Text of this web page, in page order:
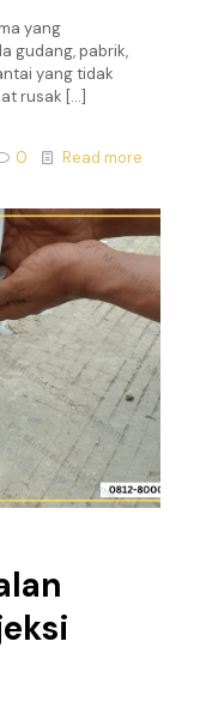
yang
gudang, pabrik,
yang tidak
rusak […]
0 Read more